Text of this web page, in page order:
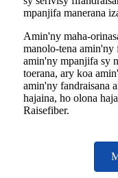
mpanjifa manerana
Amin'ny maha-
manolo-tena amin'ny
amin'ny mpanjifa sy
toerana, ary koa
amin'ny fandraisana
hajaina, ho olona
Raisefiber.